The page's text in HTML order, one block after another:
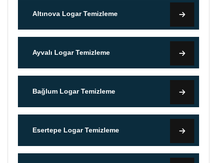
Altınova Logar Temizleme
Ayvalı Logar Temizleme
Bağlum Logar Temizleme
Esertepe Logar Temizleme